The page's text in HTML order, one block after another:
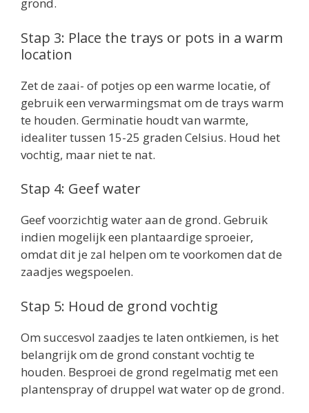
grond.
Stap 3: Place the trays or pots in a warm
location
Zet de zaai- of potjes op een warme locatie, of
gebruik een verwarmingsmat om de trays warm
te houden. Germinatie houdt van warmte,
idealiter tussen 15-25 graden Celsius. Houd het
vochtig, maar niet te nat.
Stap 4: Geef water
Geef voorzichtig water aan de grond. Gebruik
indien mogelijk een plantaardige sproeier,
omdat dit je zal helpen om te voorkomen dat de
zaadjes wegspoelen.
Stap 5: Houd de grond vochtig
Om succesvol zaadjes te laten ontkiemen, is het
belangrijk om de grond constant vochtig te
houden. Besproei de grond regelmatig met een
plantenspray of druppel wat water op de grond.